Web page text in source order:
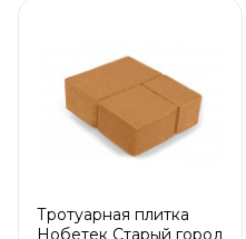
Тротуарная плитка
Нобетек Старый город